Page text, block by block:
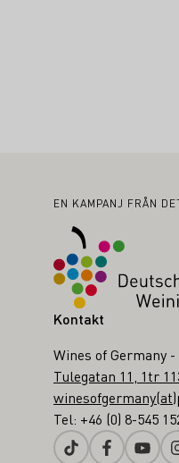
SidfotEN KAMPANJ FRÅN
Kontakt
Wines of Germany
Tulegatan 11, 1tr
Tel: +46 (0) 8-545
TiktokFacebook